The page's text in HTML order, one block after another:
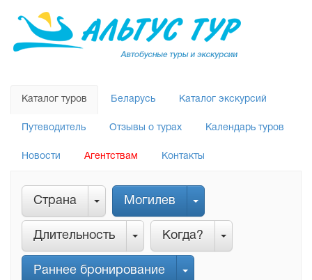
Каталог туров Беларусь Каталог экскурсий
Путеводитель Отзывы о турах Календарь туров
Новости Агентствам Контакты
Страна Могилев
Длительность Когда?
Раннее бронирование